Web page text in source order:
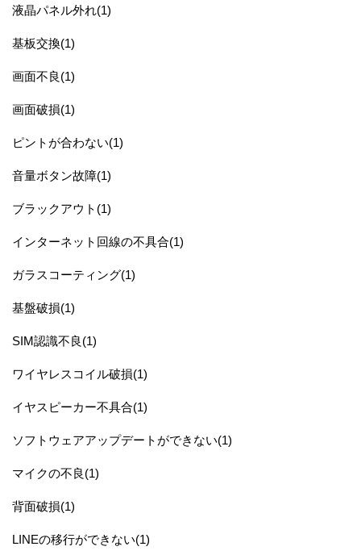
液晶パネル外れ(1)
基板交換(1)
画面不良(1)
画面破損(1)
ピントが合わない(1)
音量ボタン故障(1)
ブラックアウト(1)
インターネット回線の不具合(1)
ガラスコーティング(1)
基盤破損(1)
SIM認識不良(1)
ワイヤレスコイル破損(1)
イヤスピーカー不具合(1)
ソフトウェアアップデートができない(1)
マイクの不良(1)
背面破損(1)
LINEの移行ができない(1)